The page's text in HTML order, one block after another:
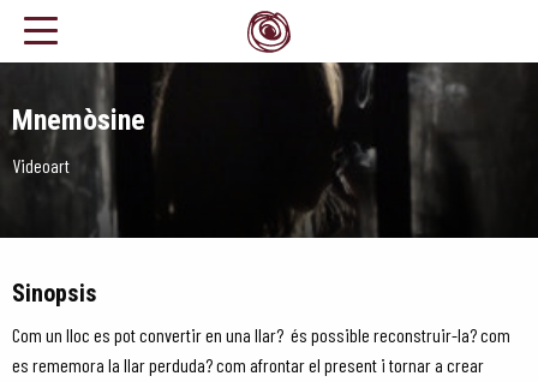
Mnemòsine
Videoart
Sinopsis
Com un lloc es pot convertir en una llar? és possible reconstruir-la? com
es rememora la llar perduda? com afrontar el present i tornar a crear